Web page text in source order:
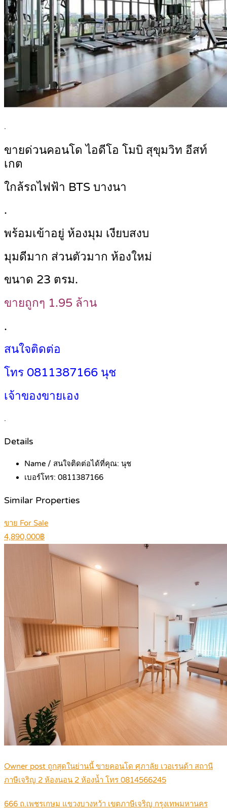
.
ขายด่วนคอนโด ไอดีโอ โมบิ สุขุมวิท อีสท์
เกต
ใกล้รถไฟฟ้า BTS บางนา
.
พร้อมเข้าอยู่ ห้องมุม เงียบสงบ
มุมดีมาก ส่วนตัวมาก ห้องใหม่
ขนาด 23 ตรม.
ขายถูกๆ 1.95 ล้าน
.
สนใจติดต่อ
โทร 0811387166 นุช
เจ้าของขายเอง
.
Details
Name / สนใจติดต่อได้ที่คุณ: นุช
เบอร์โทร: 0811387166
Similar Properties
ขาย For Sale
4,890,000฿
Owner post ถูกสุดในย่านนี้ ขายคอนโด ศุภาลัย เวอเรนด้า สถานี
ภาษีเจริญ 2 ห้องนอน 2 ห้องน้ำ โทร 0814566245
666 ถ.เพชรเกษม แขวงบางหว้า เขตภาษีเจริญ กรุงเทพมหานคร